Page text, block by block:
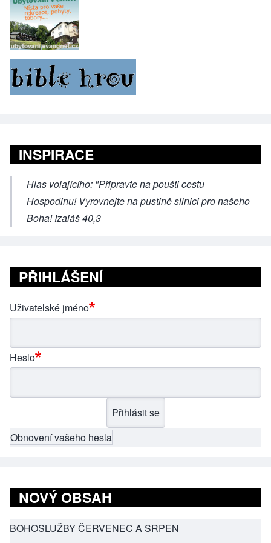
INSPIRACE
Hlas volajícího: "Připravte na poušti cestu
Hospodinu! Vyrovnejte na pustině silnici pro našeho
Boha! Izaiáš 40,3
PŘIHLÁŠENÍ
Uživatelské jméno
Heslo
Obnovení vašeho hesla
NOVÝ OBSAH
BOHOSLUŽBY ČERVENEC A SRPEN